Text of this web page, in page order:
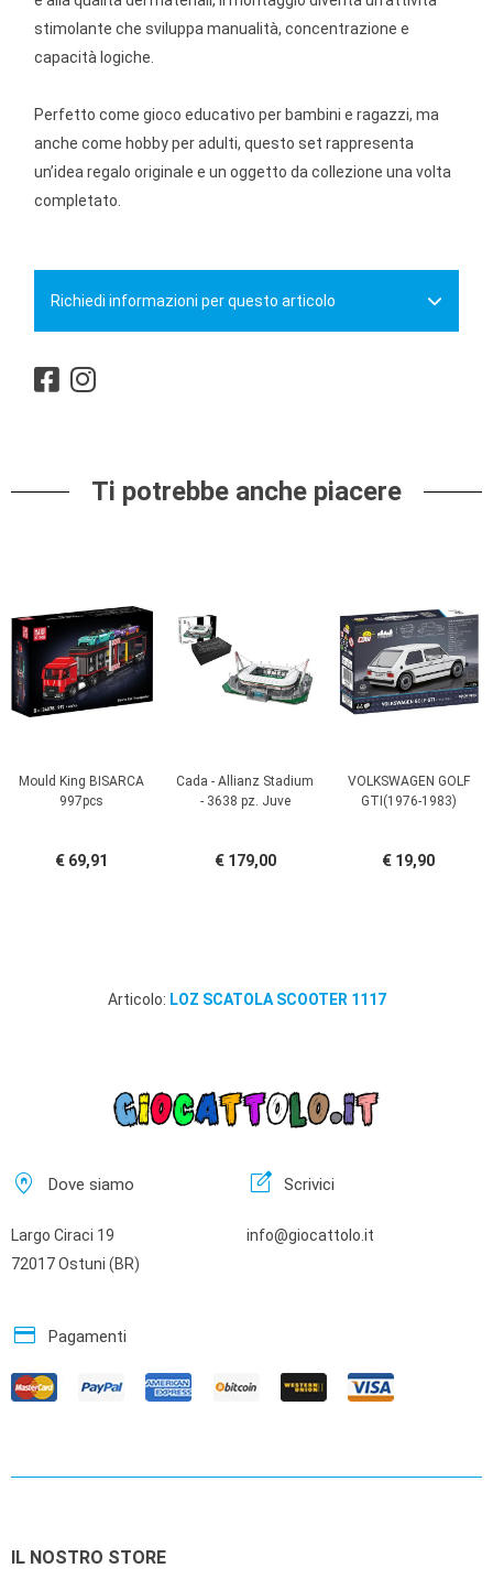
stimolante che sviluppa manualità, concentrazione e
capacità logiche.
Perfetto come gioco educativo per bambini e ragazzi, ma
anche come hobby per adulti, questo set rappresenta
un’idea regalo originale e un oggetto da collezione una volta
completato.
Richiedi informazioni per questo articolo
Ti potrebbe anche piacere
Mould King BISARCA
997pcs
€ 69,91
Cada - Allianz Stadium
- 3638 pz. Juve
€ 179,00
VOLKSWAGEN GOLF
GTI(1976-1983)
€ 19,90
Articolo: LOZ SCATOLA SCOOTER 1117
home_pin Dove siamo
Largo Ciraci 19
72017 Ostuni (BR)
edit_square Scrivici
info@giocattolo.it
credit_card Pagamenti
IL NOSTRO STORE